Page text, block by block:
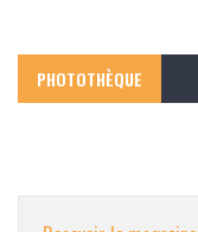
PHOTOTHÈQUE